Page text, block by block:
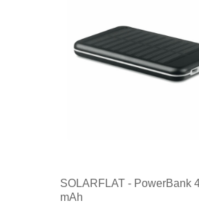
SOLARFLAT - PowerBank
mAh